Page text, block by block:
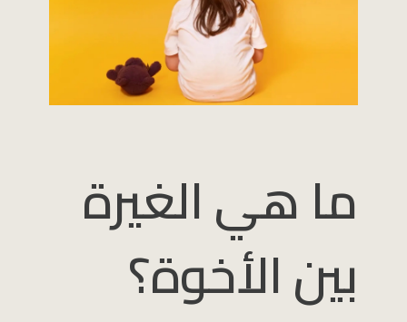
ما هي الغيرة
بين الأخوة؟